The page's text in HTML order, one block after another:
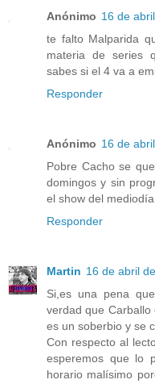
Anónimo 16 de
te falto Malparida
materia de series
sabes si el 4 va a
Responder
Anónimo 16 de
Pobre Cacho se
domingos y sin
el show del
Responder
Martin 16 de abril
Si,es una pena
verdad que
es un soberbio y se
Con respecto al
esperemos que lo
horario malísimo